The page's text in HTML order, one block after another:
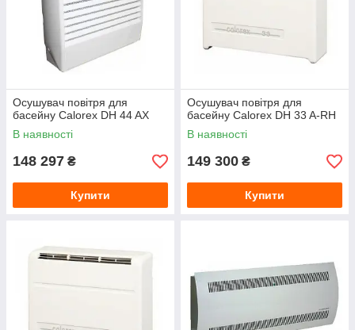
Осушувач повітря для
басейну Calorex DH 44 AX
В наявності
148 297 ₴
Купити
Осушувач повітря для
басейну Calorex DH 33 A-RH
В наявності
149 300 ₴
Купити